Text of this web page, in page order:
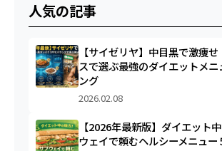
人気の記事
【サイゼリヤ】中目黒で激痩
スで選ぶ最強のダイエットメニ
ング
2026.02.08
【2026年最新版】ダイエット
ウェイで頼むヘルシーメニュー